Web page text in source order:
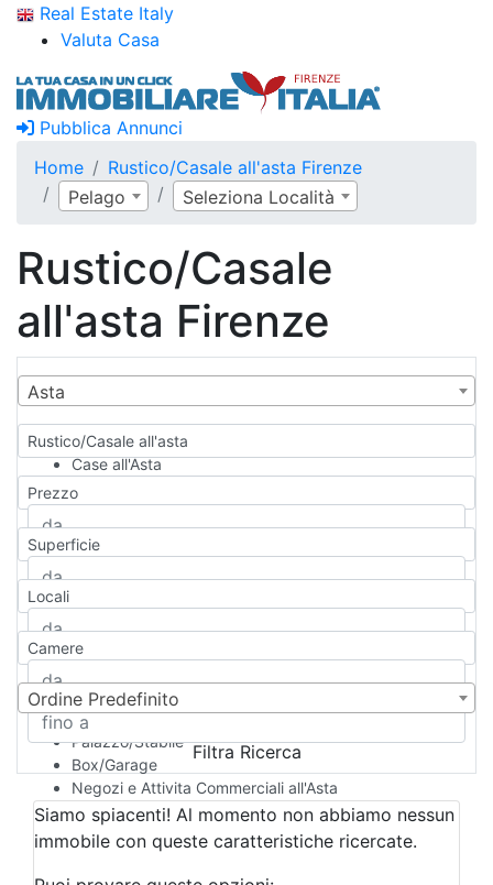
Real Estate Italy
Valuta Casa
Pubblica Annunci
Home
Rustico/Casale all'asta Firenze
Pelago
Seleziona Località
Rustico/Casale
all'asta Firenze
Asta
Rustico/Casale all'asta
Case all'Asta
Qualsiasi
Appartamento
Casa indipendente
Casa Semi-indipendente
Attico/Mansarda
Rustico/Casale
Camera d'Albergo
Multiproprietà
Palazzo/Stabile
Box/Garage
Negozi e Attivita Commerciali all'Asta
Qualsiasi
Attività/Licenza Commerciale
Azienda Agricola
Bar/Ristorante
Prezzo
Superficie
Locali
Camere
Ordine Predefinito
Filtra Ricerca
Siamo spiacenti! Al momento non abbiamo nessun
immobile con queste caratteristiche ricercate.